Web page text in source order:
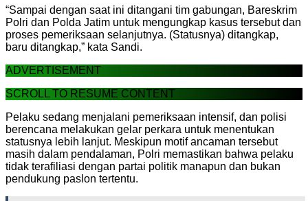
“Sampai dengan saat ini ditangani tim gabungan, Bareskrim
Polri dan Polda Jatim untuk mengungkap kasus tersebut dan
proses pemeriksaan selanjutnya. (Statusnya) ditangkap,
baru ditangkap,” kata Sandi.
ADVERTISEMENT
SCROLL TO RESUME CONTENT
Pelaku sedang menjalani pemeriksaan intensif, dan polisi
berencana melakukan gelar perkara untuk menentukan
statusnya lebih lanjut. Meskipun motif ancaman tersebut
masih dalam pendalaman, Polri memastikan bahwa pelaku
tidak terafiliasi dengan partai politik manapun dan bukan
pendukung paslon tertentu.